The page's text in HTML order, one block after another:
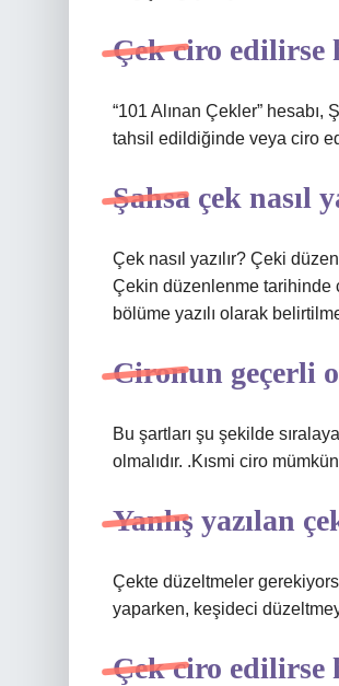
Çek ciro edilirse
“101 Alınan Çekler” hesabı,
tahsil edildiğinde veya ciro
Şahsa çek nasıl
Çek nasıl yazılır? Çeki
Çekin düzenlenme tarihinde
bölüme yazılı olarak
Cironun geçerli
Bu şartları şu şekilde
olmalıdır. .Kısmi ciro
Yanlış yazılan
Çekte düzeltmeler
yaparken, keşideci
Çek ciro edilirse